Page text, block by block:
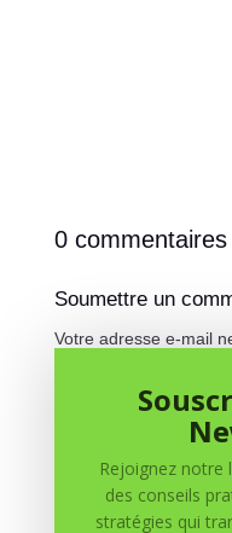
0 commentaires
Soumettre un
Votre adresse e-mail
Rejoignez notre
des conseils
stratégies qui